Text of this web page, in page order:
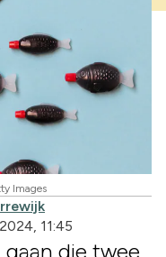
Images
11:45
die twee